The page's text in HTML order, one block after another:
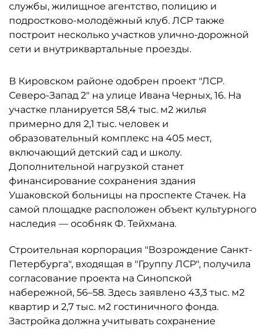
службы, жилищное агентство, полицию и
подростково-молодёжный клуб. ЛСР также
построит несколько участков улично-дорожной
сети и внутриквартальные проезды.
В Кировском районе одобрен проект "ЛСР.
Северо-Запад 2" на улице Ивана Черных, 16. На
участке планируется 58,4 тыс. м2 жилья
примерно для 2,1 тыс. человек и
образовательный комплекс на 405 мест,
включающий детский сад и школу.
Дополнительной нагрузкой станет
финансирование сохранения здания
Ушаковской больницы на проспекте Стачек. На
самой площадке расположен объект культурного
наследия — особняк Ф. Тейхмана.
Строительная корпорация "Возрождение Санкт-
Петербурга", входящая в "Группу ЛСР", получила
согласование проекта на Синопской
набережной, 56–58. Здесь заявлено 43,3 тыс. м2
квартир и 2,7 тыс. м2 гостиничного фонда.
Застройка должна учитывать сохранение